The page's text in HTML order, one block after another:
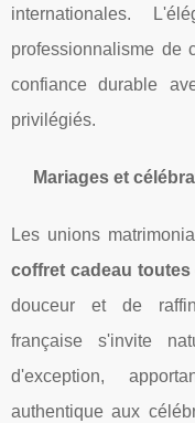
internationales.
professionnalisme de
confiance durable
privilégiés.
Mariages et
Les unions
coffret cadeau
douceur et de
française s'invite
d'exception,
authentique aux